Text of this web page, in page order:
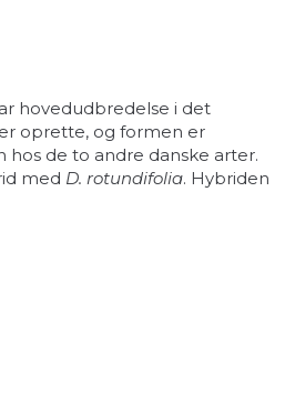
hovedudbredelse i det
oprette, og formen er
de to andre danske arter.
med D. rotundifolia. Hybriden